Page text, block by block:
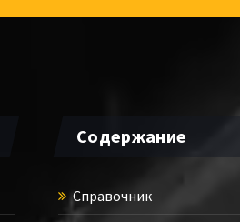
Содержание
Справочник